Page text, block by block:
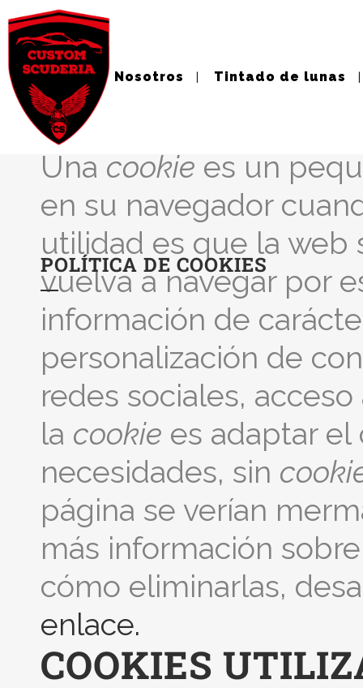
Nosotros Tintado de lunas
POLÍTICA DE COOKIES
Política de
Una cookie es un
en su navegador
utilidad es que la web
vuelva a navegar por
información de
personalización de
redes sociales,
la cookie es adaptar
necesidades, sin
página se verían
más información
cómo eliminarlas,
enlace.
COOKIES